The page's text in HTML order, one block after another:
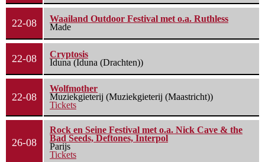
22-08
Waailand Outdoor Festival met o.a. Ruthless
Made
22-08
Cryptosis
Iduna (Iduna (Drachten))
22-08
Wolfmother
Muziekgieterij (Muziekgieterij (Maastricht))
Tickets
26-08
Rock en Seine Festival met o.a. Nick Cave & the
Bad Seeds, Deftones, Interpol
Parijs
Tickets